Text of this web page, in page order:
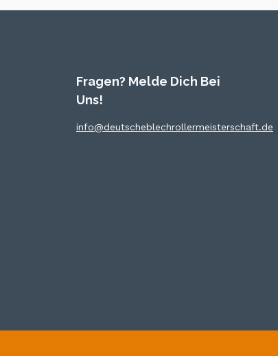
Fragen? Melde Dich Bei
Uns!
info@deutscheblechrollermeisterschaft.de